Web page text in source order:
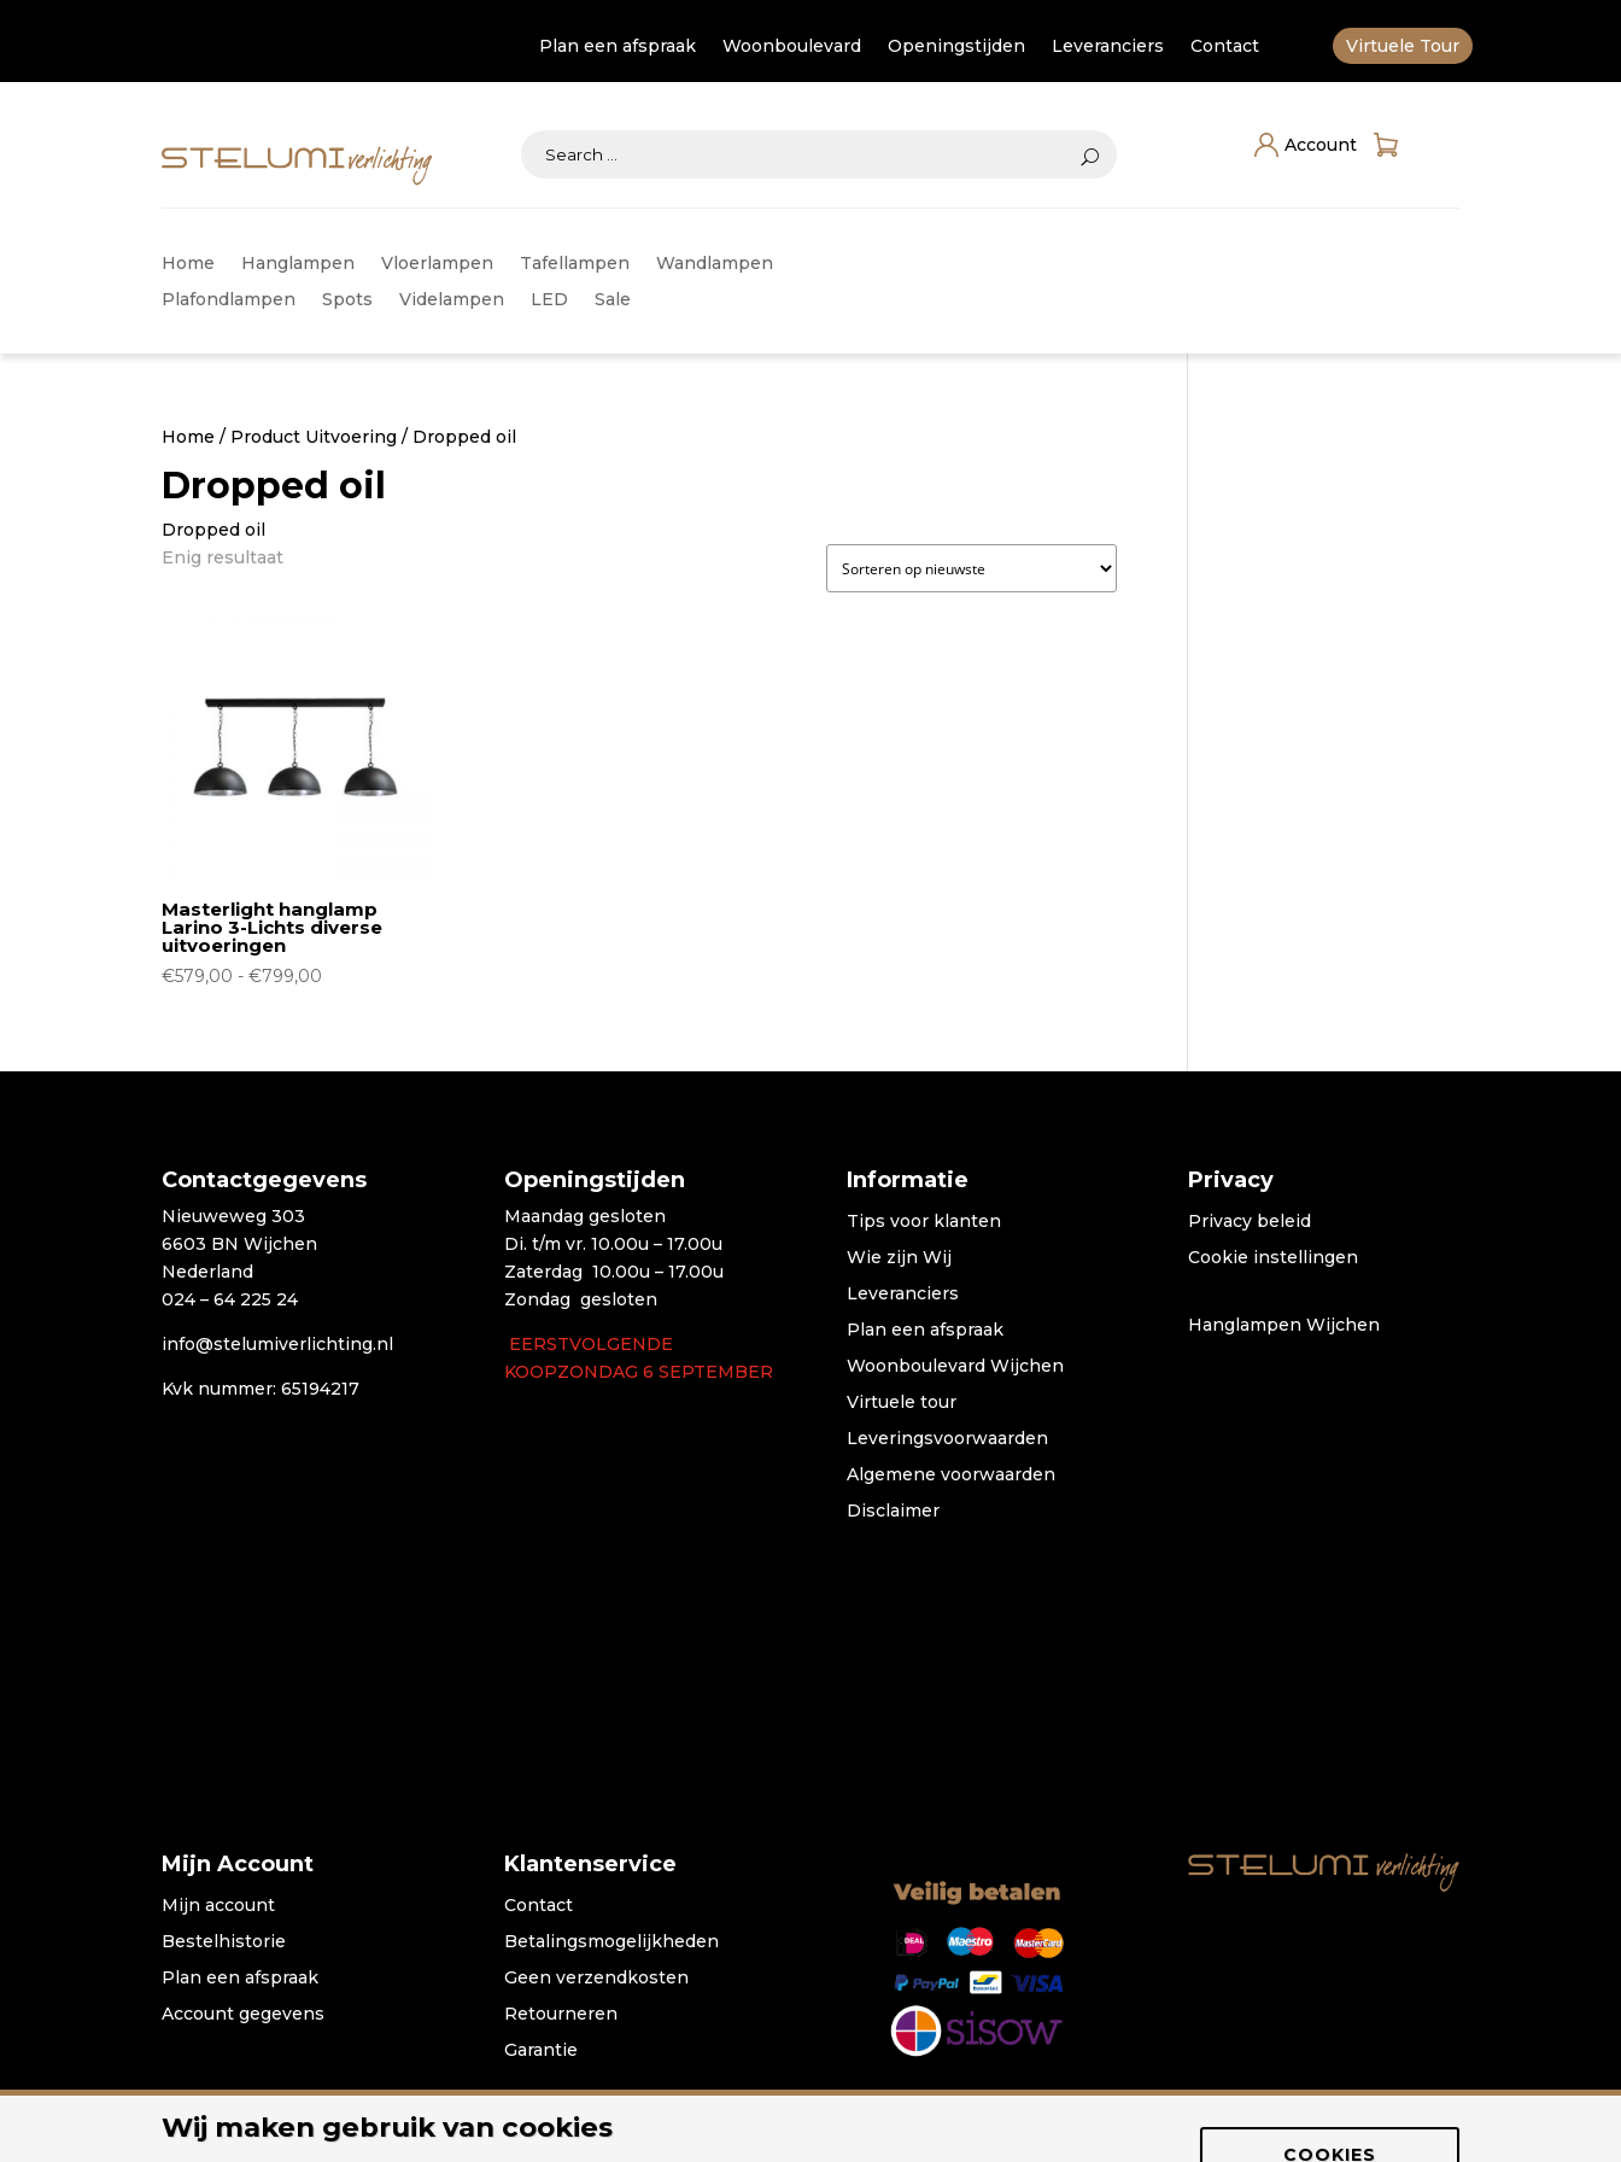
Plan een afspraak Woonboulevard Openingstijden Leveranciers Contact Virtuele Tour
Account
Home Hanglampen Vloerlampen Tafellampen
Wandlampen
Plafondlampen
Spots Videlampen LED Sale
Home / Product Uitvoering / Dropped oil
Dropped oil
Dropped oil
Enig resultaat
Masterlight hanglamp
Larino 3-Lichts diverse
uitvoeringen
€579,00 - €799,00
Contactgegevens
Nieuweweg 303
6603 BN Wijchen
Nederland
024 – 64 225 24
info@stelumiverlichting.nl
Kvk nummer: 65194217
Openingstijden
Maandag gesloten
Di. t/m vr. 10.00u – 17.00u
Zaterdag 10.00u – 17.00u
Zondag gesloten
EERSTVOLGENDE
KOOPZONDAG 6 SEPTEMBER
Informatie
Tips voor klanten
Wie zijn Wij
Leveranciers
Plan een afspraak
Woonboulevard Wijchen
Virtuele tour
Leveringsvoorwaarden
Algemene voorwaarden
Disclaimer
Privacy
Privacy beleid
Cookie instellingen
Hanglampen Wijchen
Mijn Account
Mijn account
Bestelhistorie
Plan een afspraak
Account gegevens
Klantenservice
Contact
Betalingsmogelijkheden
Geen verzendkosten
Retourneren
Garantie
Wij maken gebruik van cookies
COOKIES